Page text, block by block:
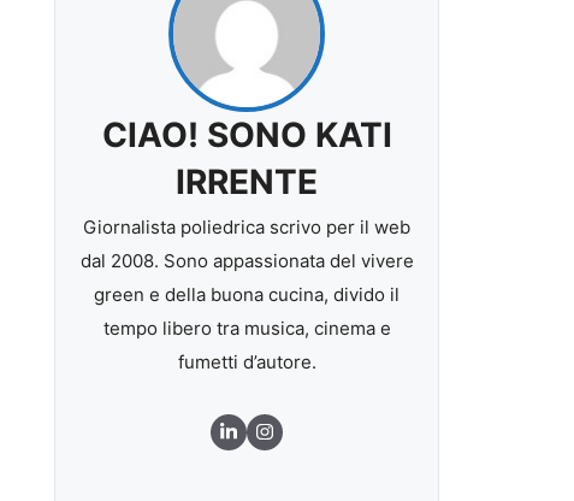
CIAO! SONO KATI
IRRENTE
Giornalista poliedrica scrivo per il web
dal 2008. Sono appassionata del vivere
green e della buona cucina, divido il
tempo libero tra musica, cinema e
fumetti d’autore.